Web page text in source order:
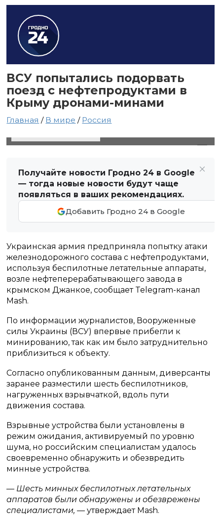
ВСУ попытались подорвать
поезд c нефтепродуктами в
Крыму дронами-минами
Главная / В мире / Россия
Получайте новости Гродно 24 в Google
— тогда новые новости будут чаще
появляться в ваших рекомендациях.
Добавить Гродно 24 в Google
Украинская армия предприняла попытку атаки
железнодорожного состава с нефтепродуктами,
используя беспилотные летательные аппараты,
возле нефтеперерабатывающего завода в
крымском Джанкое, сообщает Telegram-канал
Mash.
По информации журналистов, Вооруженные
силы Украины (ВСУ) впервые прибегли к
минированию, так как им было затруднительно
приблизиться к объекту.
Согласно опубликованным данным, диверсанты
заранее разместили шесть беспилотников,
нагруженных взрывчаткой, вдоль пути
движения состава.
Взрывные устройства были установлены в
режим ожидания, активируемый по уровню
шума, но российским специалистам удалось
своевременно обнаружить и обезвредить
минные устройства.
— Шесть минных беспилотных летательных
аппаратов были обнаружены и обезврежены
специалистами, — утверждает Mash.